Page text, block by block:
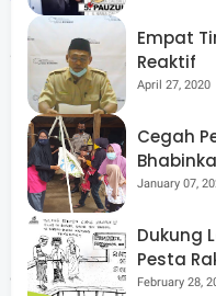
“Pengecekan ini
Ketupat 2026 dengan
Bahagia,” tambahnya.
Melalui kegiatan ini,
dapat menjalani
Empat
Reaktif
April 27, 2020
Cegah
Pantau
January 07,
Dukung
Pesta
Kembali
February 28,